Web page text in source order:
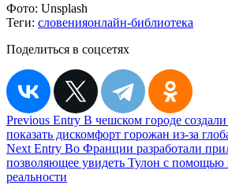
Фото: Unsplash
Теги: словенияонлайн-библиотека
Поделиться в соцсетях
Навигация
по
записям
Previous Entry В чешском городе
показать дискомфорт горожан из-за
Next Entry Во Франции разработали
позволяющее увидеть Тулон с помощью
реальности